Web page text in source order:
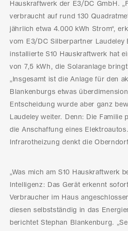
Hauskraftwerk der E3/DC GmbH.
verbraucht auf rund 130
jährlich etwa 4.000 kWh Strom“,
vom E3/DC Silberpartner Laudeley
installierte S10 Hauskraftwerk hat
von 7,5 kWh, die Solaranlage
„Insgesamt ist die Anlage für den
Blankenburgs etwas
Entscheidung wurde aber ganz
Laudeley weiter. Denn: Die Familie
die Anschaffung eines
Infrarotheizung denkt die
„Was mich am S10 Hauskraftwerk
Intelligenz: Das Gerät erkennt
Verbraucher im Haus
diesen selbstständig in das
berichtet Stephan Blankenburg.